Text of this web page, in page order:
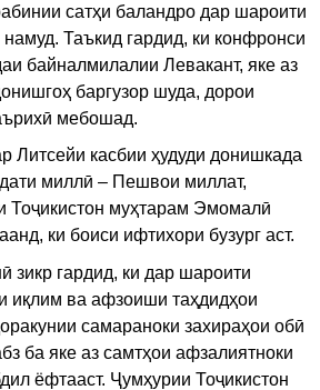
сатҳи баландро дар шароити
Таъкид гардид, ки конфронси
байналмилалии Левакант, яке аз
баргузор шуда, дорои
мебошад.
Литсейи касбии ҳудуди донишкада
миллӣ – Пешвои миллат,
Тоҷикистон муҳтарам Эмомалӣ
ки боиси ифтихори бузург аст.
зикр гардид, ки дар шароити
иқлим ва афзоиши таҳдидҳои
самараноки захираҳои обӣ
ба яке аз самтҳои афзалиятноки
ёфтааст. Ҷумҳурии Тоҷикистон